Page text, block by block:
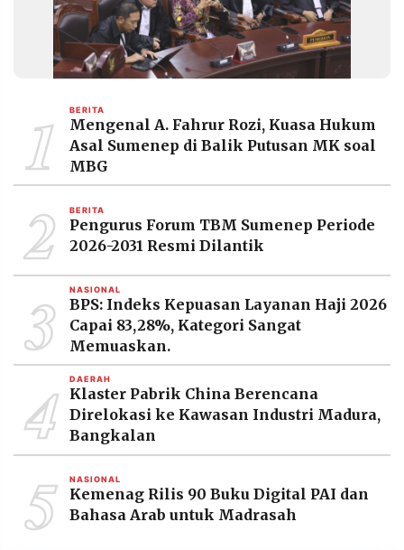
1 BERITA
Mengenal A. Fahrur Rozi, Kuasa Hukum
Asal Sumenep di Balik Putusan MK soal
MBG
2 BERITA
Pengurus Forum TBM Sumenep Periode
2026-2031 Resmi Dilantik
3 NASIONAL
BPS: Indeks Kepuasan Layanan Haji 2026
Capai 83,28%, Kategori Sangat
Memuaskan.
4 DAERAH
Klaster Pabrik China Berencana
Direlokasi ke Kawasan Industri Madura,
Bangkalan
5 NASIONAL
Kemenag Rilis 90 Buku Digital PAI dan
Bahasa Arab untuk Madrasah